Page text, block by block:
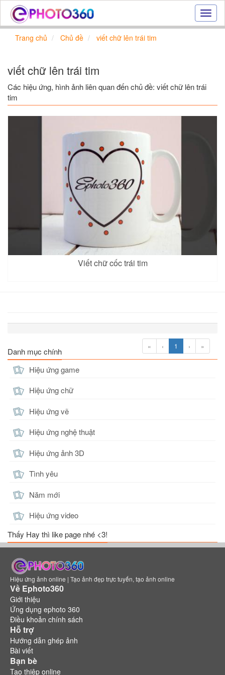
Hiệu
ứng
đẹp
tuyến,
tạo
Trang chủ Chủ đề viết chữ lên trái tim
viết chữ lên trái tim
Các hiệu ứng, hình ảnh liên quan đến chủ đề: viết chữ lên trái
tim
Viết chữ cốc trái tim
« ‹ 1 › »
Danh mục chính
Hiệu ứng game
Hiệu ứng chữ
Hiệu ứng vẽ
Hiệu ứng nghệ thuật
Hiệu ứng ảnh 3D
Tình yêu
Năm mới
Hiệu ứng video
Thấy Hay thì like page nhé <3!
Hiệu ứng ảnh online | Tạo ảnh đẹp trực tuyến, tạo ảnh online
Về Ephoto360
Giới thiệu
Ứng dụng ephoto 360
Điều khoản chính sách
Hỗ trợ
Hướng dẫn ghép ảnh
Bài viết
Bạn bè
Tạo thiệp online